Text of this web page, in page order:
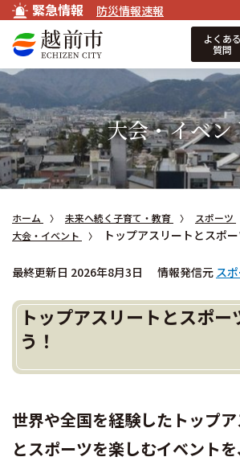
緊急情報 防災情報速報
よくある
質問
大会・イベン
ホーム 未来へ続く子育て・教育
スポーツ
大会・イベント
トップアスリートとスポ
最終更新日 2026年8月3日 情報発信元 ス
トップアスリートとスポー
う！
世界や全国を経験したトップ
とスポーツを楽しむイベント